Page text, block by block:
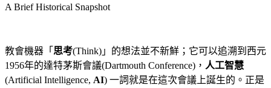
A Brief Historical Snapshot
教會機器「 思考(Think)」的想法並不新鮮；它可以追溯到西元
1956年的達特茅斯會議(Dartmouth Conference)， 人工智慧
(Artificial Intelligence, AI) 一詞就是在這次會議上誕生的。正是